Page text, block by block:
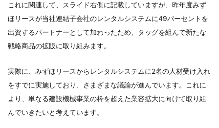
これに関連して、スライド右側に記載していますが、昨年度みず
ほリースが当社連結子会社のレンタルシステムに49パーセントを
出資するパートナーとして加わったため、タッグを組んで新たな
戦略商品の拡販に取り組みます。
実際に、みずほリースからレンタルシステムに2名の人材受け入れ
をすでに実施しており、さまざまな議論が進んでいます。これに
より、単なる建設機械事業の枠を超えた業容拡大に向けて取り組
んでいきたいと考えています。